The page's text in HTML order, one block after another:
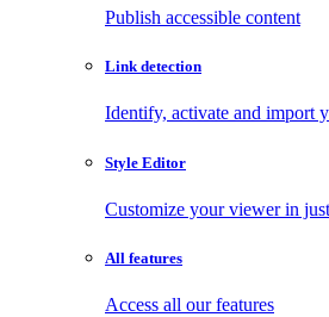
Publish accessible content
Link detection
Identify, activate and import
Style Editor
Customize your viewer in
All features
Access all our features